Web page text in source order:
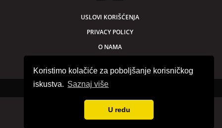
Koristimo kolačiće za poboljšanje korisničkog
iskustva. Saznaj više
U redu
USLOVI KORIŠĆENJA
PRIVACY POLICY
O NAMA
Sva prava zadržana © 2026. beogradnocu.com